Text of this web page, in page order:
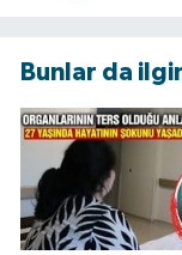
Bunlar da